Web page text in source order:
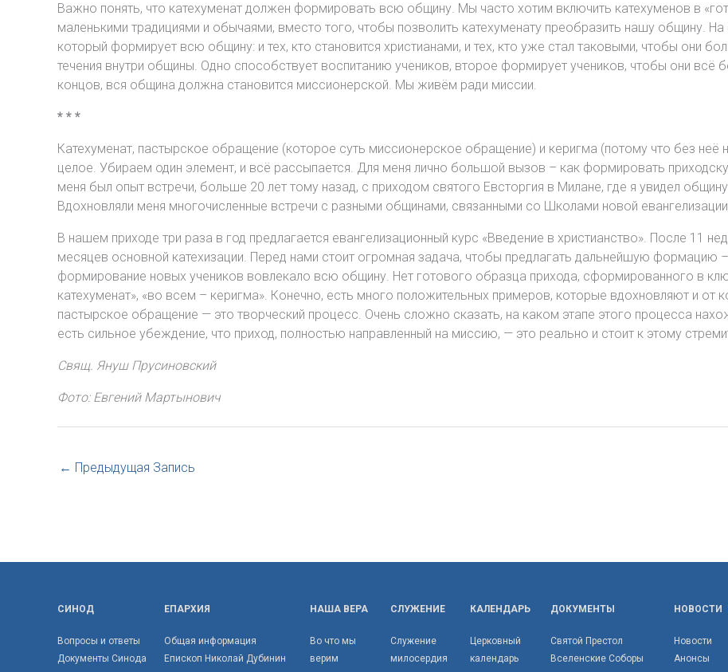
Важно понять, что катехуменат должен формировать всю общину. Мы часто хотим включить катехуменов в
маленькими традициями и обычаями, вместо того, чтобы позволить катехуменату преобразить нашу общину.
который формирует всю общину: и тех, кто становится христианами, и тех, кто уже стал таковыми, чтобы они
течения внутри общины. Одно способствует воспитанию учеников, второе формирует учеников, чтобы они всё
концов, вся община должна становится миссионерской. Мы живём ради миссии.
* * *
Катехуменат, пастырское обращение (которое суть миссионерское обращение) и керигма (потому что без неё
целое. Убираем один элемент, и всё рассыпается. Для меня лично большой вызов – как формировать
меня был опыт встречи, больше 20 лет тому назад, с приходом святого Евсторгия в Милане, где я увидел
Вдохновляли меня многочисленные встречи с разными общинами, связанными со Школами новой
В нашем приходе три раза в год предлагается евангелизационный курс «Введение в христианство». После 11
месяцев основной катехизации. Перед нами стоит огромная задача, чтобы предлагать дальнейшую формацию
формирование новых учеников вовлекало всю общину. Нет готового образца прихода, сформированного в
катехуменат», «во всем – керигма». Конечно, есть много положительных примеров, которые вдохновляют и
пастырское обращение — это творческий процесс. Очень сложно сказать, на каком этапе этого процесса
есть сильное убеждение, что приход, полностью направленный на миссию, — это реально и стоит к этому
Свящ. Януш Прусиновский
Фото: Евгений Мартынович
← Предыдущая Запись
СИНОД
Вопросы и ответы
Документы Синода
ЕПАРХИЯ
Общая информация
Епископ Николай Дубинин
НАША ВЕРА
Во что мы
верим
СЛУЖЕНИЕ
Служение
милосердия
КАЛЕНДАРЬ
Церковный
календарь
ДОКУМЕНТЫ
Святой Престол
Вселенские Соборы
НОВОСТИ
Новости
Анонсы